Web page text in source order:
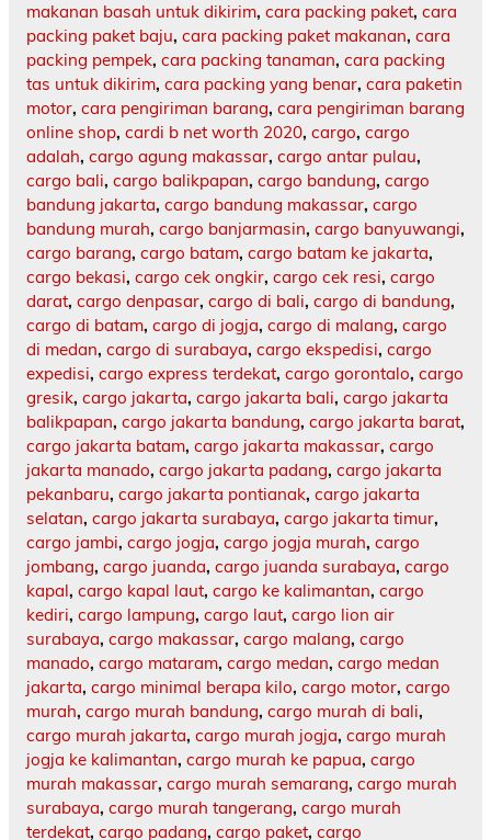
makanan basah untuk dikirim, cara packing paket, cara
packing paket baju, cara packing paket makanan, cara
packing pempek, cara packing tanaman, cara packing
tas untuk dikirim, cara packing yang benar, cara paketin
motor, cara pengiriman barang, cara pengiriman barang
online shop, cardi b net worth 2020, cargo, cargo
adalah, cargo agung makassar, cargo antar pulau,
cargo bali, cargo balikpapan, cargo bandung, cargo
bandung jakarta, cargo bandung makassar, cargo
bandung murah, cargo banjarmasin, cargo banyuwangi,
cargo barang, cargo batam, cargo batam ke jakarta,
cargo bekasi, cargo cek ongkir, cargo cek resi, cargo
darat, cargo denpasar, cargo di bali, cargo di bandung,
cargo di batam, cargo di jogja, cargo di malang, cargo
di medan, cargo di surabaya, cargo ekspedisi, cargo
expedisi, cargo express terdekat, cargo gorontalo, cargo
gresik, cargo jakarta, cargo jakarta bali, cargo jakarta
balikpapan, cargo jakarta bandung, cargo jakarta barat,
cargo jakarta batam, cargo jakarta makassar, cargo
jakarta manado, cargo jakarta padang, cargo jakarta
pekanbaru, cargo jakarta pontianak, cargo jakarta
selatan, cargo jakarta surabaya, cargo jakarta timur,
cargo jambi, cargo jogja, cargo jogja murah, cargo
jombang, cargo juanda, cargo juanda surabaya, cargo
kapal, cargo kapal laut, cargo ke kalimantan, cargo
kediri, cargo lampung, cargo laut, cargo lion air
surabaya, cargo makassar, cargo malang, cargo
manado, cargo mataram, cargo medan, cargo medan
jakarta, cargo minimal berapa kilo, cargo motor, cargo
murah, cargo murah bandung, cargo murah di bali,
cargo murah jakarta, cargo murah jogja, cargo murah
jogja ke kalimantan, cargo murah ke papua, cargo
murah makassar, cargo murah semarang, cargo murah
surabaya, cargo murah tangerang, cargo murah
terdekat, cargo padang, cargo paket, cargo